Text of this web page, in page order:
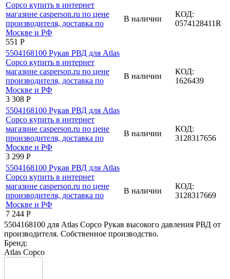
‍551‍ Р
В наличии
КОД:
0574128411R
3 308 Р
В наличии
КОД:
1626439
3 299 Р
В наличии
КОД:
3128317656
7 244 Р
В наличии
КОД:
3128317669
5504168100 для Atlas Copco Рукав высокого давления РВД от
производителя. Собственное производство.
Бренд:
Atlas Copco